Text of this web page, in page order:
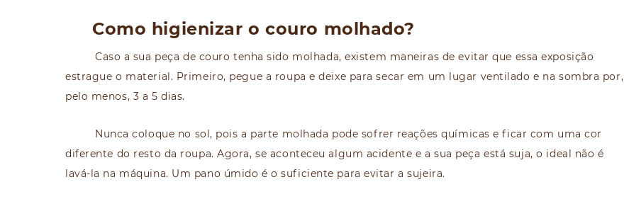
Como higienizar o couro molhado?
Caso a sua peça de couro tenha sido molhada, existem maneiras de evitar que essa exposição
estrague o material. Primeiro, pegue a roupa e deixe para secar em um lugar ventilado e na sombra por,
pelo menos, 3 a 5 dias.
Nunca coloque no sol, pois a parte molhada pode sofrer reações químicas e ficar com uma cor
diferente do resto da roupa. Agora, se aconteceu algum acidente e a sua peça está suja, o ideal não é
lavá-la na máquina. Um pano úmido é o suficiente para evitar a sujeira.